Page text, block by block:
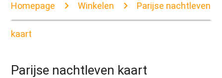
Homepage Winkelen Parijse nachtleven
kaart
Parijse nachtleven kaart